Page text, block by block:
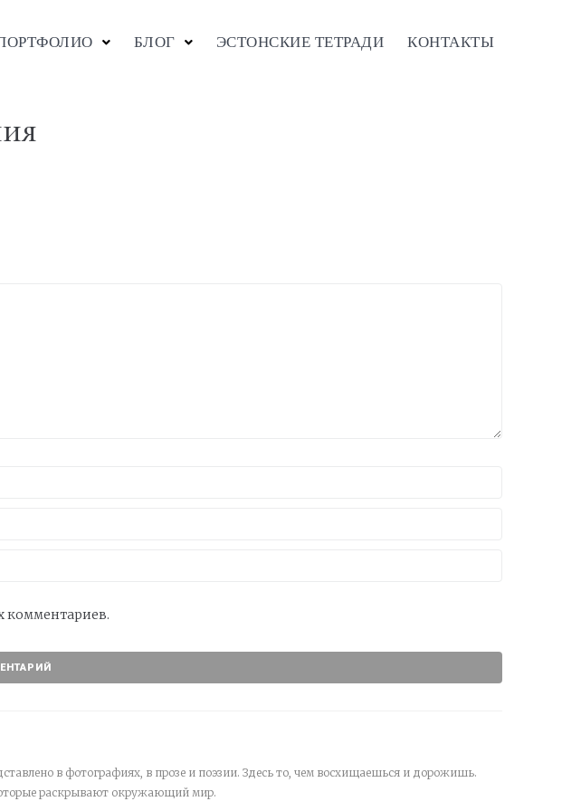
БЛОГ ЭСТОНСКИЕ ТЕТРАДИ КОНТАКТЫ
комментариев.
в фотографиях, в прозе и поэзии. Здесь то, чем восхищаешься и дорожишь.
раскрывают окружающий мир.